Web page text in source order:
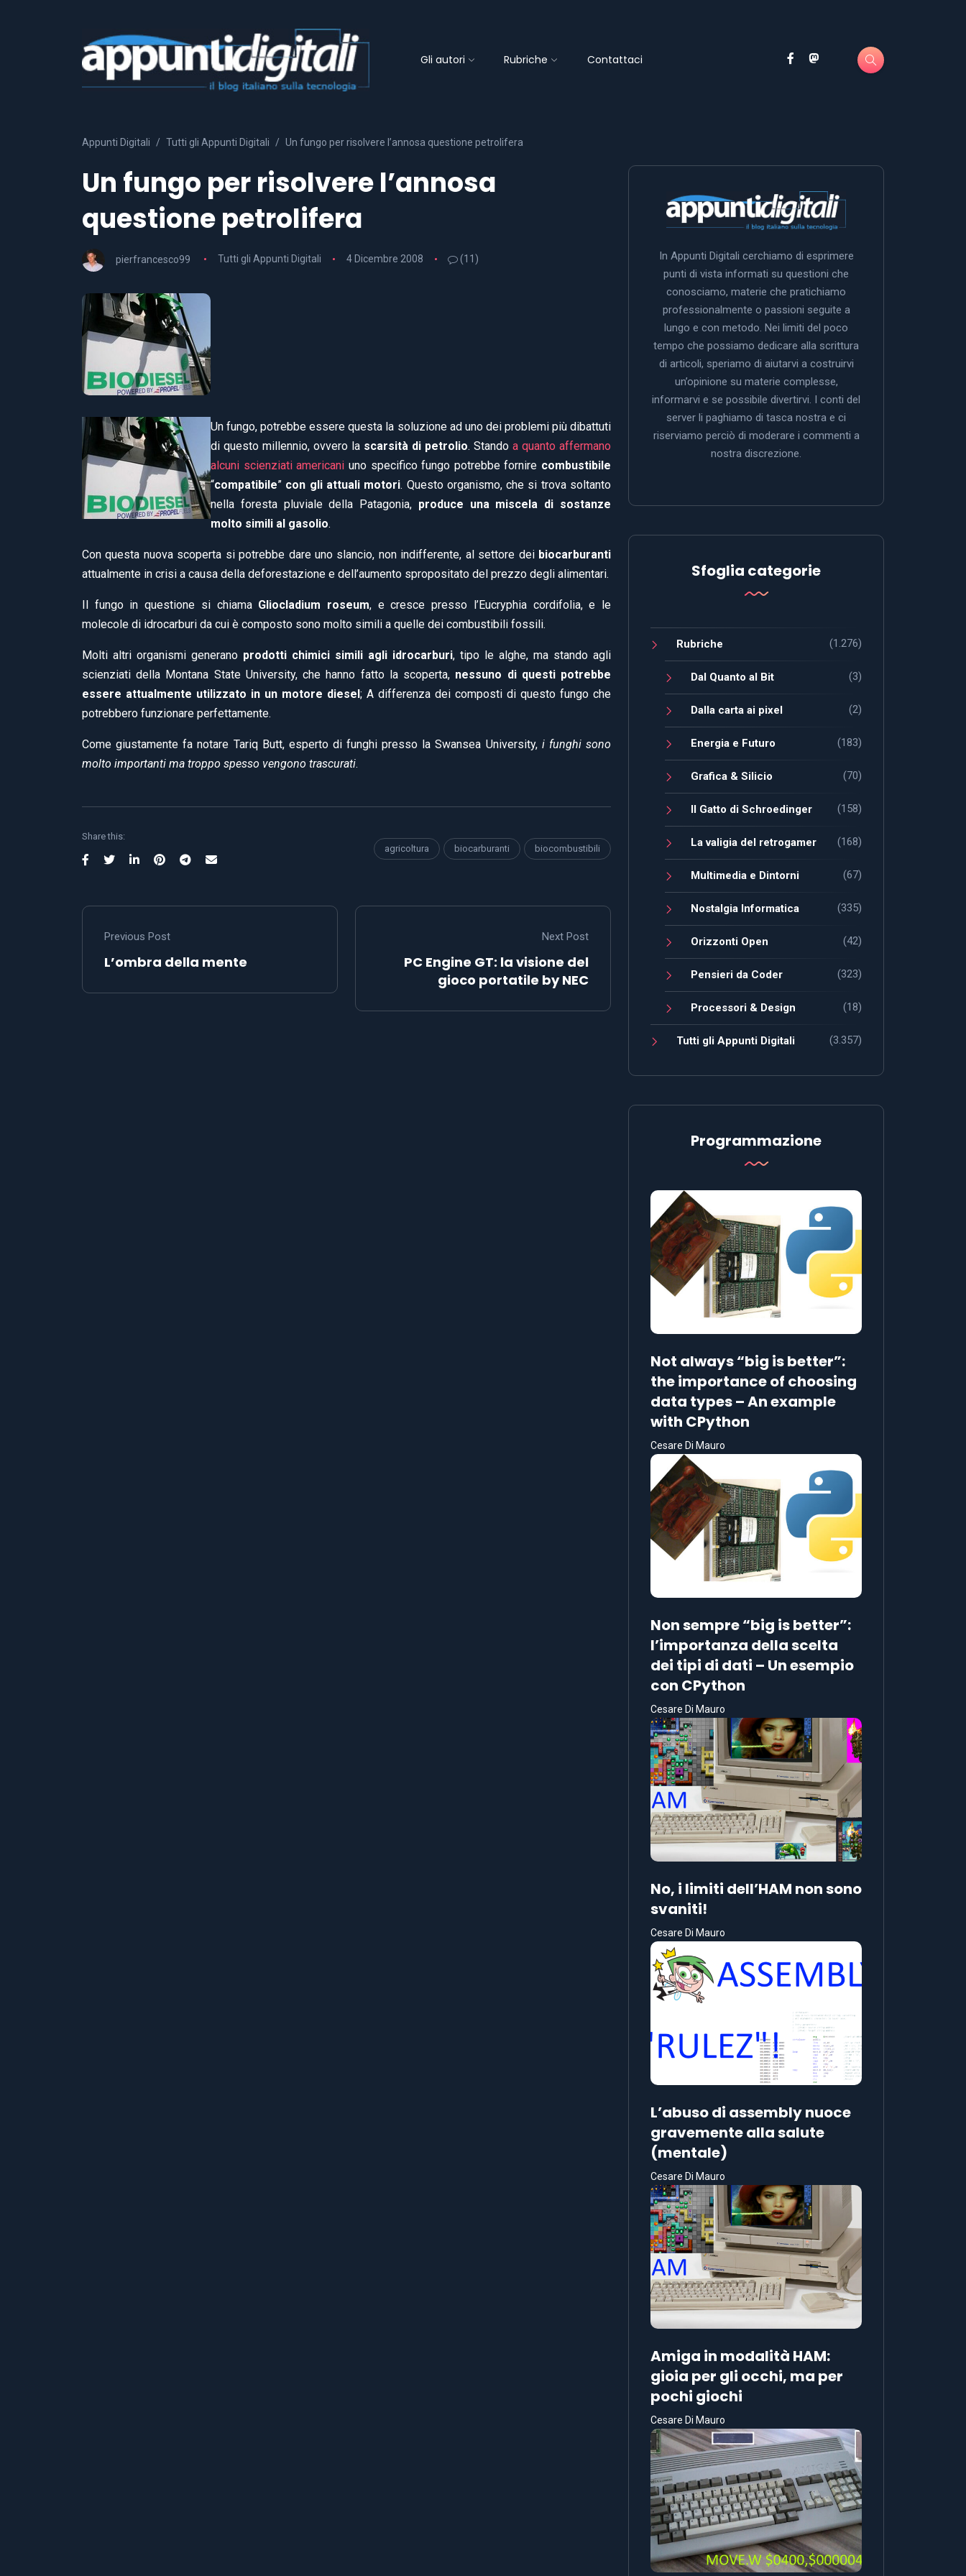
Gli autori Rubriche Contattaci
Appunti Digitali Tutti gli Appunti Digitali Un fungo per risolvere l’annosa questione petrolifera
Un fungo per risolvere l’annosa
questione petrolifera
pierfrancesco99 Tutti gli Appunti Digitali 4 Dicembre 2008 (11)
Un fungo, potrebbe essere questa la soluzione ad uno dei problemi più dibattuti
di questo millennio, ovvero la scarsità di petrolio. Stando a quanto affermano
alcuni scienziati americani uno specifico fungo potrebbe fornire combustibile
“compatibile” con gli attuali motori. Questo organismo, che si trova soltanto
nella foresta pluviale della Patagonia, produce una miscela di sostanze
molto simili al gasolio.
Con questa nuova scoperta si potrebbe dare uno slancio, non indifferente, al settore dei biocarburanti
attualmente in crisi a causa della deforestazione e dell’aumento spropositato del prezzo degli alimentari.
Il fungo in questione si chiama Gliocladium roseum, e cresce presso l’Eucryphia cordifolia, e le
molecole di idrocarburi da cui è composto sono molto simili a quelle dei combustibili fossili.
Molti altri organismi generano prodotti chimici simili agli idrocarburi, tipo le alghe, ma stando agli
scienziati della Montana State University, che hanno fatto la scoperta, nessuno di questi potrebbe
essere attualmente utilizzato in un motore diesel; A differenza dei composti di questo fungo che
potrebbero funzionare perfettamente.
Come giustamente fa notare Tariq Butt, esperto di funghi presso la Swansea University,i funghi sono
molto importanti ma troppo spesso vengono trascurati.
Share this:
agricoltura
biocarburanti biocombustibili
Previous Post
L’ombra della mente
Next Post
PC Engine GT: la visione del
gioco portatile by NEC
In Appunti Digitali cerchiamo di esprimere
punti di vista informati su questioni che
conosciamo, materie che pratichiamo
professionalmente o passioni seguite a
lungo e con metodo. Nei limiti del poco
tempo che possiamo dedicare alla scrittura
di articoli, speriamo di aiutarvi a costruirvi
un’opinione su materie complesse,
informarvi e se possibile divertirvi. I conti del
server li paghiamo di tasca nostra e ci
riserviamo perciò di moderare i commenti a
nostra discrezione.
Sfoglia categorie
Rubriche (1.276)
Dal Quanto al Bit (3)
Dalla carta ai pixel (2)
Energia e Futuro (183)
Grafica & Silicio (70)
Il Gatto di Schroedinger (158)
La valigia del retrogamer (168)
Multimedia e Dintorni (67)
Nostalgia Informatica (335)
Orizzonti Open (42)
Pensieri da Coder (323)
Processori & Design (18)
Tutti gli Appunti Digitali (3.357)
Programmazione
Not always “big is better”:
the importance of choosing
data types – An example
with CPython
Cesare Di Mauro
Non sempre “big is better”:
l’importanza della scelta
dei tipi di dati – Un esempio
con CPython
Cesare Di Mauro
No, i limiti dell’HAM non sono
svaniti!
Cesare Di Mauro
L’abuso di assembly nuoce
gravemente alla salute
(mentale)
Cesare Di Mauro
Amiga in modalità HAM:
gioia per gli occhi, ma per
pochi giochi
Cesare Di Mauro